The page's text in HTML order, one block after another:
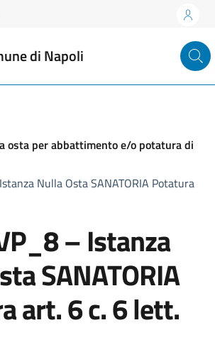
di Napoli
osta per abbattimento e/o potatura di
Nulla Osta SANATORIA Potatura
– Istanza
SANATORIA
art. 6 c. 6 lett.